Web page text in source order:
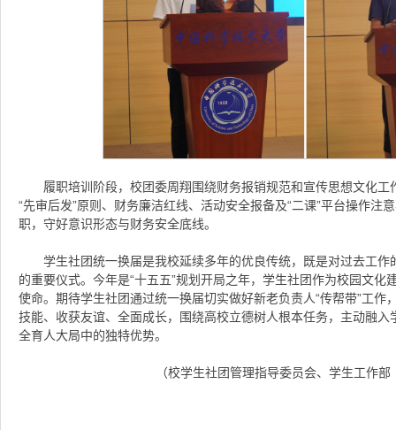
履职培训阶段，校团委周翔围绕财务报销规范和宣传思想文化
“先审后发”原则、财务廉洁红线、活动安全报备及“二课”平台操作注
职，守好意识形态与财务安全底线。
学生社团统一换届是我校延续多年的优良传统，既是对过去工
的重要仪式。今年是“十五五”规划开局之年，学生社团作为校园文化
使命。期待学生社团通过统一换届切实做好新老负责人“传帮带”工作
技能、收获友谊、全面成长，围绕高校立德树人根本任务，主动融
全育人大局中的独特优势。
（校学生社团管理指导委员会、学生工作